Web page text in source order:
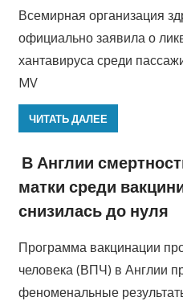
Всемирная организация
официально заявила о
хантавируса среди
MV
ЧИТАТЬ ДАЛЕЕ
В Англии
матки среди
снизилась до нуля
Программа вакцинации
человека (ВПЧ) в Англии
феноменальные